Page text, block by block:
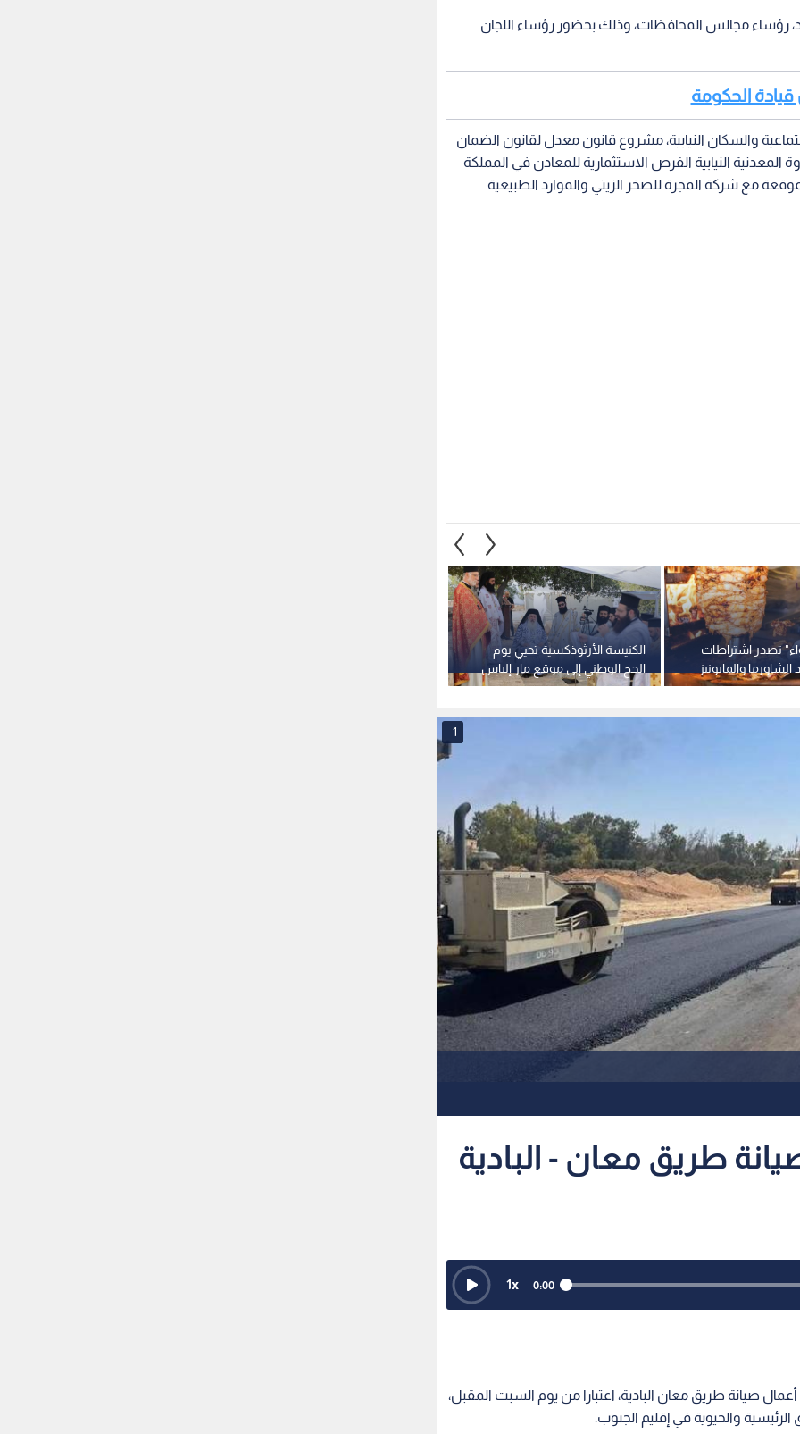
رؤساء مجالس المحافظات، وذلك بحضور رؤساء اللجان
والسكان النيابية، مشروع قانون معدل لقانون الضمان
والثروة المعدنية النيابية الفرص الاستثمارية للمعادن في المملكة
مع شركة المجرة للصخر الزيتي والموارد الطبيعية
الكنيسة الأرثوذكسية تحيي يوم
الحج الوطني إلى موقع مار إلياس
الأثري في عجلون
تصدر اشتراطات
والمايونيز
1
طريق معان - البادية
0:00
1x
صيانة طريق معان البادية، اعتبارا من يوم السبت المقبل،
والحيوية في إقليم الجنوب.